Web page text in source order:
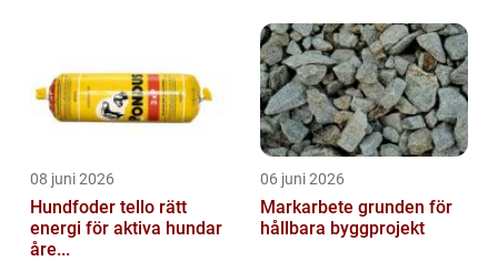
08 juni 2026
Hundfoder tello rätt
energi för aktiva hundar
åre...
06 juni 2026
Markarbete grunden för
hållbara byggprojekt